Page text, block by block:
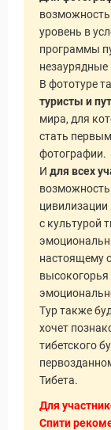
Туры
уровень в
программы
В фототуре
туристы и
мира, для
стать
фотографии.
И для всех
цивилизации
с культурой
настоящему
высокогорья
Тур также
хочет
тибетского
Тибета.
Для
Спити